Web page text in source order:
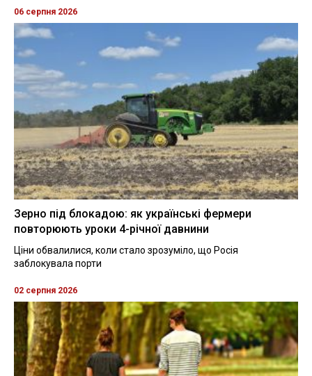
06 серпня 2026
Зерно під блокадою: як українські фермери
повторюють уроки 4-річної давнини
Ціни обвалилися, коли стало зрозуміло, що Росія
заблокувала порти
02 серпня 2026